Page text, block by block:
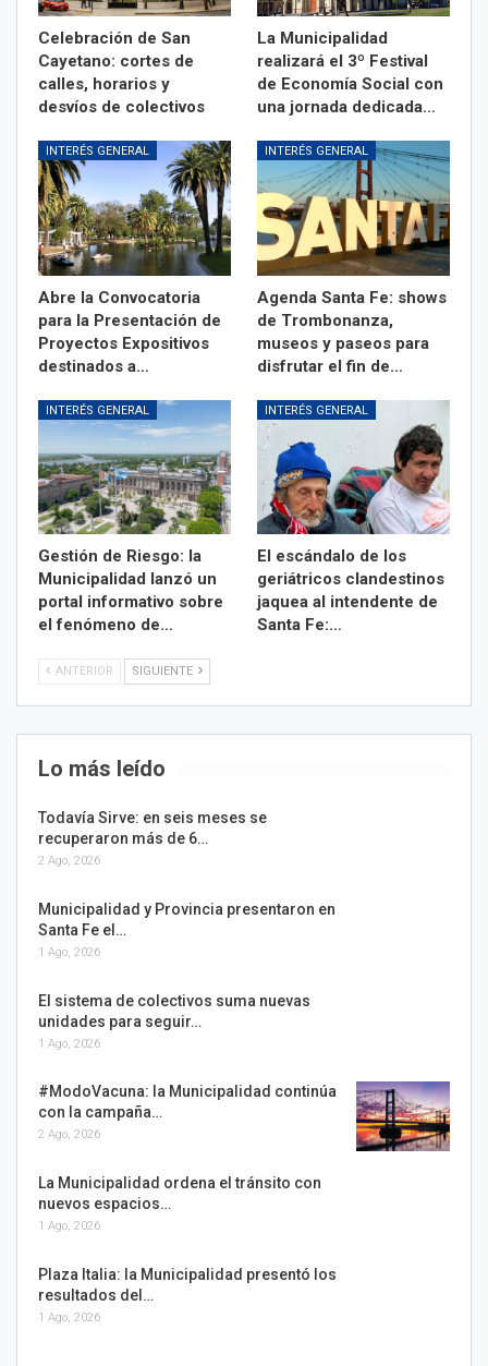
Celebración de San
Cayetano: cortes de
calles, horarios y
desvíos de colectivos
La Municipalidad
realizará el 3º Festival
de Economía Social con
una jornada dedicada…
INTERÉS GENERAL
Abre la Convocatoria
para la Presentación de
Proyectos Expositivos
destinados a…
INTERÉS GENERAL
Agenda Santa Fe: shows
de Trombonanza,
museos y paseos para
disfrutar el fin de…
INTERÉS GENERAL
Gestión de Riesgo: la
Municipalidad lanzó un
portal informativo sobre
el fenómeno de…
INTERÉS GENERAL
El escándalo de los
geriátricos clandestinos
jaquea al intendente de
Santa Fe:…
ANTERIOR SIGUIENTE
Lo más leído
Todavía Sirve: en seis meses se
recuperaron más de 6…
2 Ago, 2026
Municipalidad y Provincia presentaron en
Santa Fe el…
1 Ago, 2026
El sistema de colectivos suma nuevas
unidades para seguir…
1 Ago, 2026
#ModoVacuna: la Municipalidad continúa
con la campaña…
2 Ago, 2026
La Municipalidad ordena el tránsito con
nuevos espacios…
1 Ago, 2026
Plaza Italia: la Municipalidad presentó los
resultados del…
1 Ago, 2026